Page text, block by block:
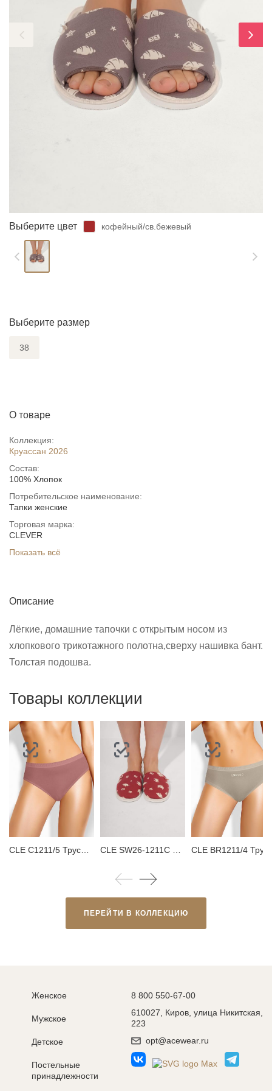
Выберите цвет кофейный/св.бежевый
Выберите размер
38
О товаре
Коллекция:
Круассан 2026
Состав:
100% Хлопок
Потребительское наименование:
Тапки женские
Торговая марка:
CLEVER
Показать всё
Описание
Лёгкие, домашние тапочки с открытым носом из
хлопкового трикотажного полотна,сверху нашивка бант.
Толстая подошва.
Товары коллекции
ПЕРЕЙТИ В КОЛЛЕКЦИЮ
Женское
Мужское
Детское
Постельные
принадлежности
8 800 550-67-00
610027, Киров, улица Никитская,
223
opt@acewear.ru